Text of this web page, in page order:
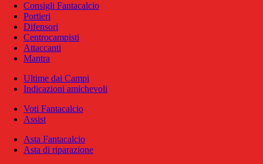
Consigli Fantacalcio
Portieri
Difensori
Centrocampisti
Attaccanti
Mantra
Ultime dai Campi
Indicazioni amichevoli
Voti Fantacalcio
Assist
Asta Fantacalcio
Asta di riparazione